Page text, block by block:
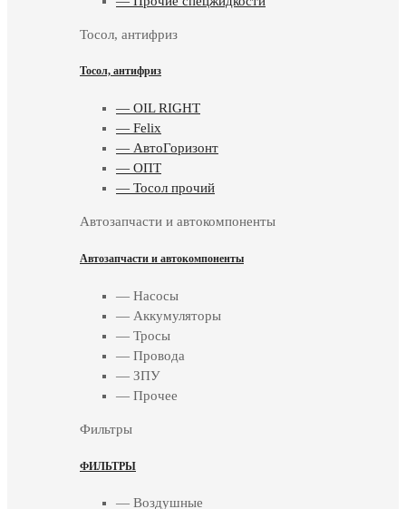
Тосол, антифриз
Тосол, антифриз
— OIL RIGHT
— Felix
— АвтоГоризонт
— ОПТ
— Тосол прочий
Автозапчасти и автокомпоненты
Автозапчасти и автокомпоненты
— Насосы
— Аккумуляторы
— Тросы
— Провода
— ЗПУ
— Прочее
Фильтры
ФИЛЬТРЫ
— Воздушные